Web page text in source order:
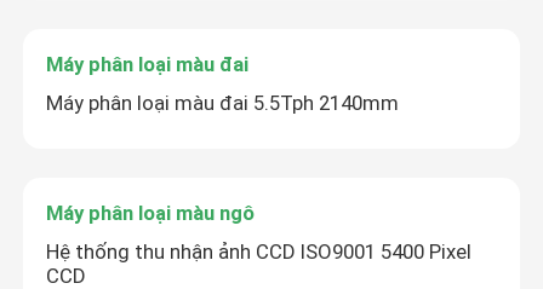
Máy phân loại màu đai
Máy phân loại màu đai 5.5Tph 2140mm
Máy phân loại màu ngô
Hệ thống thu nhận ảnh CCD ISO9001 5400 Pixel
CCD